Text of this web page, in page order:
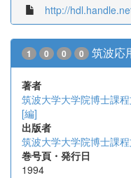
http://
1 0 0 0 筑波応
著者
筑波大学大学院博士課
[編]
出版者
筑波大学大学院博士課
巻号頁・発行日
1994